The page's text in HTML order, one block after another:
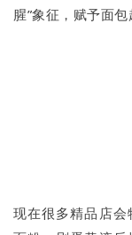
腥”象征，赋予面
现在很多精品店